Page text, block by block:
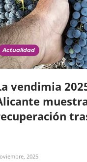
Actualidad
vendimia
2025